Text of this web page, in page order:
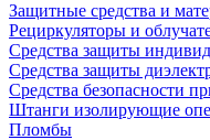
Защитные средства и
Рециркуляторы и
Средства защиты
Средства защиты
Средства безопасности
Штанги изолирующие
Пломбы